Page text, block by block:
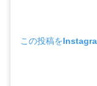
この投稿を